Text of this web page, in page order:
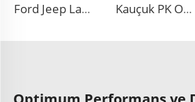
Ford Jeep Lancia Mazda Yedek Parçaları için Motor Poly V Kayışı 6PK1973 Kauçuk PK Otomobil Fan Tahrik Kayışı, Özelleştirilebilir OEM 8PK 6PK 4PK Poly V Dişli Kayışlar